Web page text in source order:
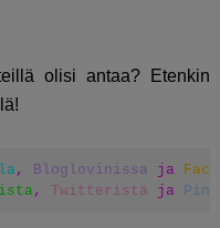
olisi antaa? Etenkin
, Bloglovinissa ja
, Twitteristä ja